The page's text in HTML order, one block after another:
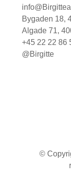
Bygaden 18,
Algade 71,
+45 22 22 86
@Birgitte
©